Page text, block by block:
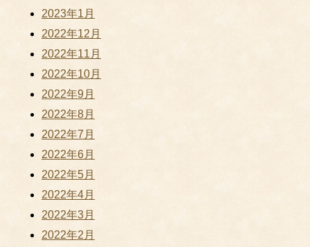
2023年1月
2022年12月
2022年11月
2022年10月
2022年9月
2022年8月
2022年7月
2022年6月
2022年5月
2022年4月
2022年3月
2022年2月